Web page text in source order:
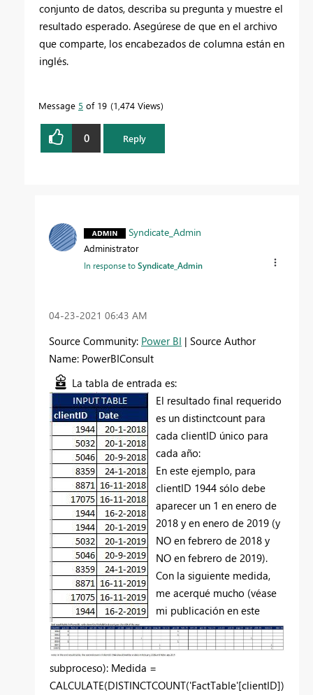
conjunto de datos, describa su pregunta y muestre el
resultado esperado. Asegúrese de que en el archivo
que comparte, los encabezados de columna están en
inglés.
Message 5 of 19 1,474 Views
0 Reply
Syndicate_Admin
Administrator
In response toSyndicate_Admin
‎04-23-2021 06:43 AM
Source Community: Power BI | Source Author
Name: PowerBIConsult
La tabla de entrada es:
El resultado final requerido
es un distinctcount para
cada clientID único para
cada año:
En este ejemplo, para
clientID 1944 sólo debe
aparecer un 1 en enero de
2018 y en enero de 2019 (y
NO en febrero de 2018 y
NO en febrero de 2019).
Con la siguiente medida,
me acerqué mucho (véase
mi publicación en este
subproceso): Medida =
CALCULATE(DISTINCTCOUNT('FactTable'[clientID])